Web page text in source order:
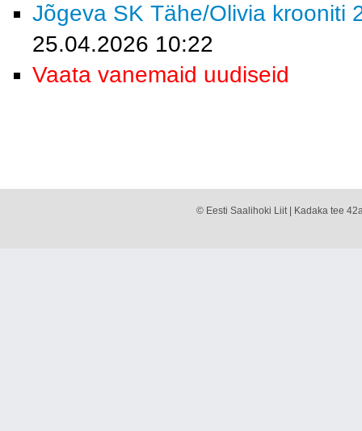
Jõgeva SK Tähe/Olivia krooniti
25.04.2026 10:22
Vaata vanemaid uudiseid
© Eesti Saalihoki Liit | Kadaka tee